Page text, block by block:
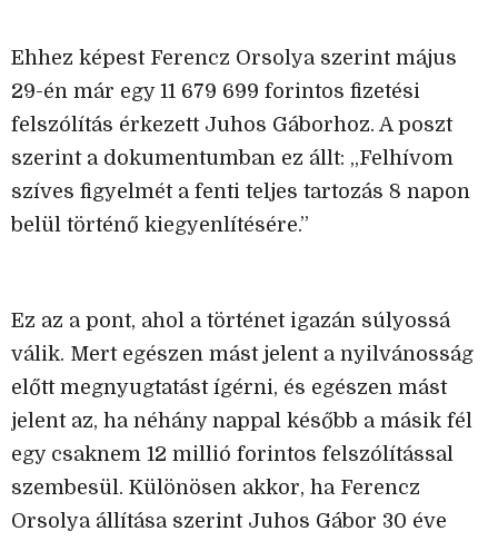
Ehhez képest Ferencz Orsolya szerint május
29-én már egy 11 679 699 forintos fizetési
felszólítás érkezett Juhos Gáborhoz. A poszt
szerint a dokumentumban ez állt: „Felhívom
szíves figyelmét a fenti teljes tartozás 8 napon
belül történő kiegyenlítésére.”
Ez az a pont, ahol a történet igazán súlyossá
válik. Mert egészen mást jelent a nyilvánosság
előtt megnyugtatást ígérni, és egészen mást
jelent az, ha néhány nappal később a másik fél
egy csaknem 12 millió forintos felszólítással
szembesül. Különösen akkor, ha Ferencz
Orsolya állítása szerint Juhos Gábor 30 éve